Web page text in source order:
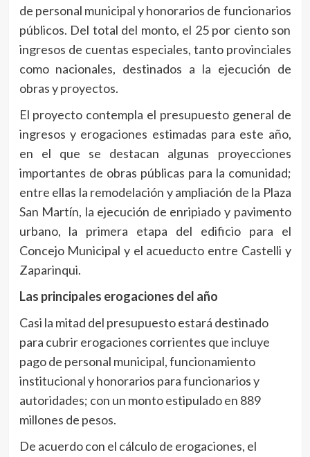
de personal municipal y honorarios de funcionarios
públicos. Del total del monto, el 25 por ciento son
ingresos de cuentas especiales, tanto provinciales
como nacionales, destinados a la ejecución de
obras y proyectos.
El proyecto contempla el presupuesto general de
ingresos y erogaciones estimadas para este año,
en el que se destacan algunas proyecciones
importantes de obras públicas para la comunidad;
entre ellas la remodelación y ampliación de la Plaza
San Martín, la ejecución de enripiado y pavimento
urbano, la primera etapa del edificio para el
Concejo Municipal y el acueducto entre Castelli y
Zaparinqui.
Las principales erogaciones del año
Casi la mitad del presupuesto estará destinado
para cubrir erogaciones corrientes que incluye
pago de personal municipal, funcionamiento
institucional y honorarios para funcionarios y
autoridades; con un monto estipulado en 889
millones de pesos.
De acuerdo con el cálculo de erogaciones, el